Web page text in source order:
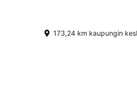
173,24 km kaupungin